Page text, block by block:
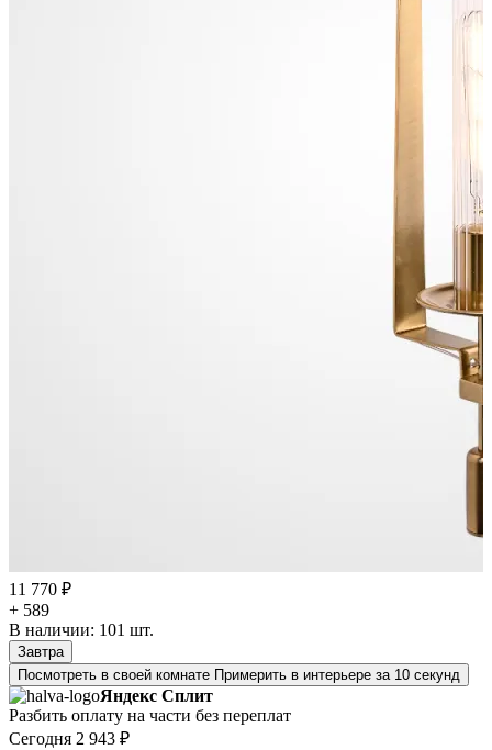
11 770 ₽
+ 589
В наличии: 101 шт.
Завтра
Посмотреть в своей комнате Примерить в интерьере за 10 секунд
Яндекс Сплит
Разбить оплату на части без переплат
Сегодня 2 943 ₽